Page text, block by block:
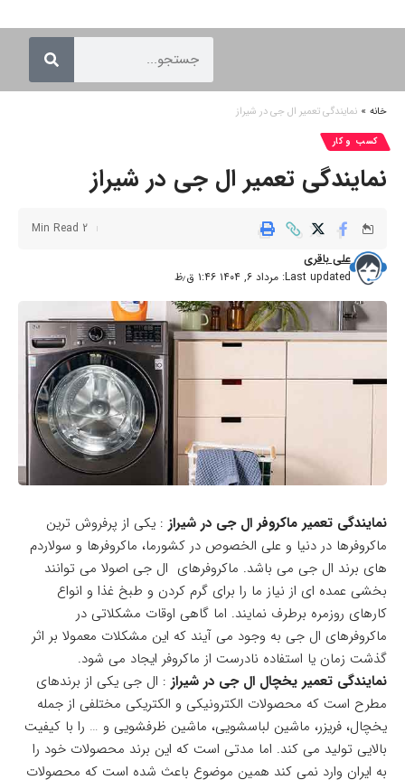
خانه » نمایندگی تعمیر ال جی در شیراز
کسب و کار
نمایندگی تعمیر ال جی در شیراز
Last updated: مرداد ۶, ۱۴۰۴ ۱:۴۶ ق٫ظ
علی باقری
2 Min Read
نمایندگی تعمیر ماکروفر ال جی در شیراز : یکی از پرفروش ترین
ماکروفرها در دنیا و علی الخصوص در کشورما، ماکروفرها و سولاردم
های برند ال جی می باشد. ماکروفرهای ال جی اصولا می توانند
بخشی عمده ای از نیاز ما را برای گرم کردن و طبخ غذا و انواع
کارهای روزمره برطرف نمایند. اما گاهی اوقات مشکلاتی در
ماکروفرهای ال جی به وجود می آیند که این مشکلات معمولا بر اثر
گذشت زمان یا استفاده نادرست از ماکروفر ایجاد می شود.
نمایندگی تعمیر یخچال ال جی در شیراز : ال جی یکی از برندهای
مطرح است که محصولات الکترونیکی و الکتریکی مختلفی از جمله
یخچال، فریزر، ماشین لباسشویی، ماشین ظرفشویی و … را با کیفیت
بالایی تولید می کند. اما مدتی است که این برند محصولات خود را
به ایران وارد نمی کند همین موضوع باعث شده است که محصولات